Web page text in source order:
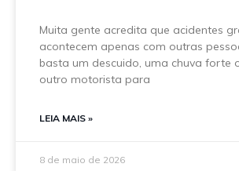
Muita gente acredita que acidentes
acontecem apenas com outras
basta um descuido, uma chuva forte
outro motorista para
LEIA MAIS »
8 de maio de 2026